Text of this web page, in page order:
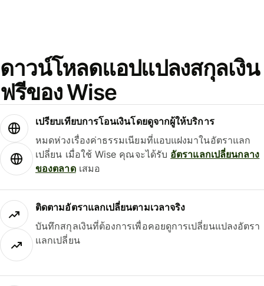
ดาวน์โหลดแอปแปลงสกุลเงิน
ฟรีของ Wise
เปรียบเทียบการโอนเงินโดยดูจากผู้ให้บริการ
หมดห่วงเรื่องค่าธรรมเนียมที่แอบแฝงมาในอัตราแลก
เปลี่ยน เมื่อใช้ Wise คุณจะได้รับ อัตราแลกเปลี่ยนกลาง
ของตลาดเสมอ
ติดตามอัตราแลกเปลี่ยนตามเวลาจริง
บันทึกสกุลเงินที่ต้องการเพื่อคอยดูการเปลี่ยนแปลงอัตรา
แลกเปลี่ยน